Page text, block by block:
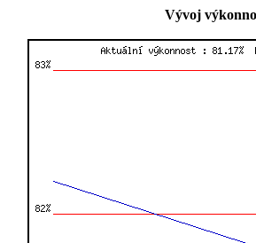
Vývoj